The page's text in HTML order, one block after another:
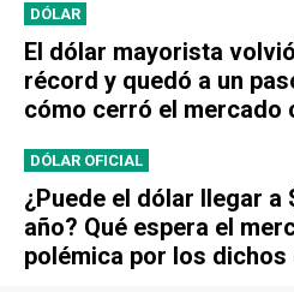
DÓLAR
El dólar mayorista
récord y quedó a un
cómo cerró el mercado
DÓLAR OFICIAL
¿Puede el dólar llegar a
año? Qué espera el
polémica por los dichos